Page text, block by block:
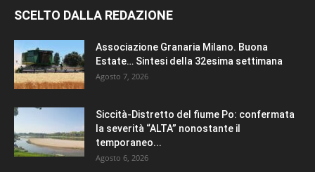
SCELTO DALLA REDAZIONE
Associazione Granaria Milano. Buona
Estate… Sintesi della 32esima settimana
Agosto 7, 2026
Siccità-Distretto del fiume Po: confermata
la severità “ALTA” nonostante il
temporaneo...
Agosto 6, 2026